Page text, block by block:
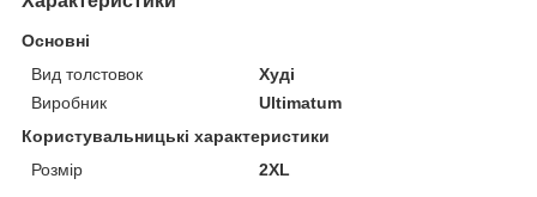
Основні
Вид толстовок
Худі
Виробник
Ultimatum
Користувальницькі характеристики
Розмір
2XL